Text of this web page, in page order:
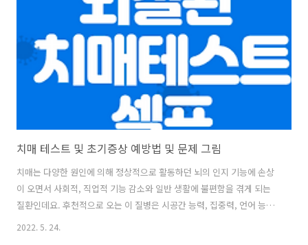
치매 테스트 및 초기증상 예방법 및 문제 그림
치매는 다양한 원인에 의해 정상적으로 활동하던 뇌의 인지 기능에 손상
이 오면서 사회적, 직업적 기능 감소와 일반 생활에 불편함을 겪게 되는
질환인데요. 후천적으로 오는 이 질병은 시공간 능력, 집중력, 언어 능력,
기억력 등의 인지 기능 저하를 동반하는 것으로 알려져 있습니다. 치매는
2022. 5. 24.